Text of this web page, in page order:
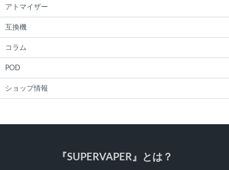
アトマイザー
互換機
コラム
POD
ショップ情報
『SUPERVAPER』とは？